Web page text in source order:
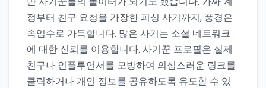
정부터 친구 요청을 가장한 피싱 사기까지, 풍경은
속임수로 가득합니다. 많은 사기는 소셜 네트워크
에 대한 신뢰를 이용합니다. 사기꾼 프로필은 실제
친구나 인플루언서를 모방하여 의심스러운 링크를
클릭하거나 개인 정보를 공유하도록 유도할 수 있